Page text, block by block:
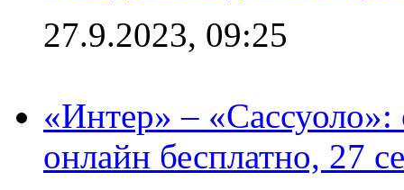
27.9.2023, 09:25
«Интер» –
онлайн бесплатно, 27